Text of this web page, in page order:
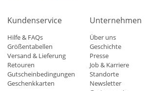
Kundenservice
Hilfe & FAQs
Größentabellen
Versand & Lieferung
Retouren
Gutscheinbedingungen
Geschenkkarten
Unternehmen
Über uns
Geschichte
Presse
Job & Karriere
Standorte
Newsletter